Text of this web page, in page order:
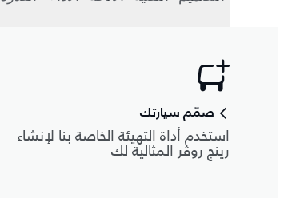
صمّم سيارتك
استخدم أداة التهيئة الخاصة بنا لإنشاء
رينج روڤر المثالية لك